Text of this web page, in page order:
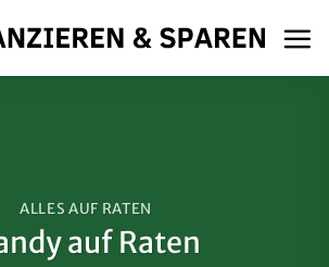
ALLES AUF RATEN
auf Raten